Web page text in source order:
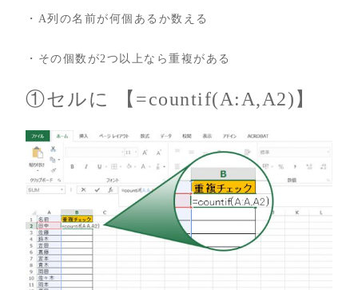
・A列の名前が何個あるか数える
・その個数が2つ以上なら重複がある
①セルに 【=countif(A:A,A2)】